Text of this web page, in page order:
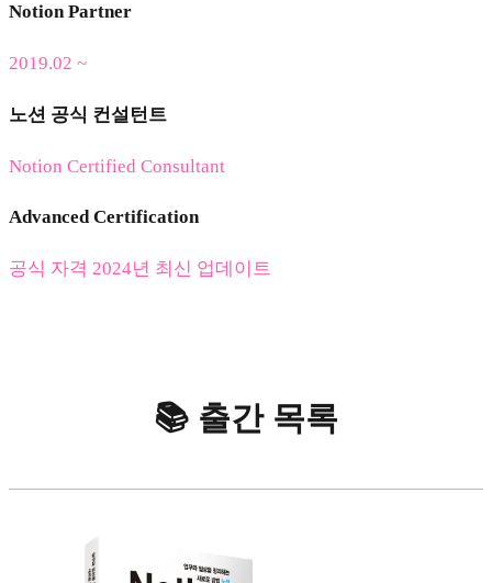
Notion Partner
2019.02 ~
노션 공식 컨설턴트
Notion Certified Consultant
Advanced Certification
공식 자격 2024년 최신 업데이트
📚 출간 목록